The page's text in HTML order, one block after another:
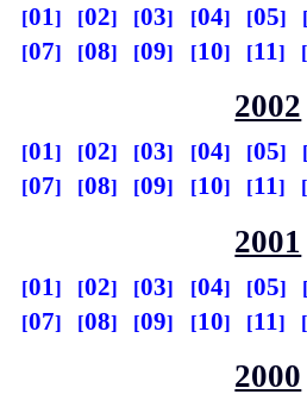
01 02 03 04 05
07
08 09 10 11
2002
01 02 03 04 05
07
08 09 10 11
2001
01 02 03 04 05
07
08 09 10 11
2000